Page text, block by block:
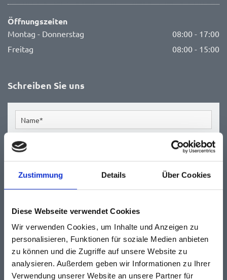
Zustimmung Details Über Cookies
Diese Webseite verwendet Cookies
Wir verwenden Cookies, um Inhalte und Anzeigen zu
personalisieren, Funktionen für soziale Medien anbieten
zu können und die Zugriffe auf unsere Website zu
analysieren. Außerdem geben wir Informationen zu Ihrer
Verwendung unserer Website an unsere Partner für
Öffnungszeiten
Montag - Donnerstag
08:00 - 17:00
Freitag
08:00 - 15:00
Schreiben Sie uns